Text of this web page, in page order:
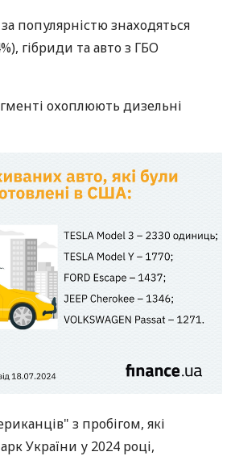
популярністю знаходяться
гібриди та авто з ГБО
охоплюють дизельні
з пробігом, які
України у 2024 році,